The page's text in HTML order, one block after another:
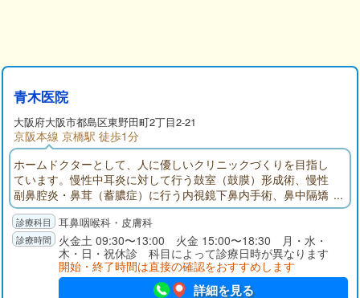
青木医院
大阪府大阪市都島区東野田町2丁目2-21
京阪本線 京橋駅 徒歩1分
ホームドクターとして、人に優しいクリニックづくりを目指し
ています。慢性中耳炎に対して行う鼓室（鼓膜）形成術、慢性
副鼻腔炎・鼻茸（蓄膿症）に行う内視鏡下鼻内手術、鼻中隔矯
正術などの手術も行っております。手術法開発や術後管理の改
善が行われており、CCDカメラ・内視鏡・モニター・光源など
手術の関連機器の発展も目覚ましく、以前の手術法に比し安全
性が高まり、侵襲も少なく治癒率も向上しています。
耳鼻咽喉科・皮膚科
火金土 09:30〜13:00 火金 15:00〜18:30 月・水・
木・日・祝休診 科目によって診療日時が異なります
開始・終了時間は直接の確認をおすすめします
詳細を見る